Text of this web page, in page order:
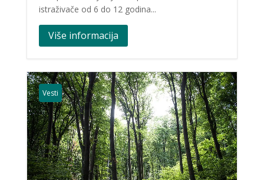
istraživače od 6 do 12 godina...
Više informacija
Vesti